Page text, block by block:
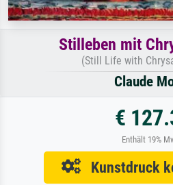
Stilleben mit
(Still Life with
Claude
€
Enthält 19%
Kunstdruck